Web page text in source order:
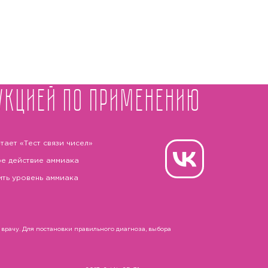
по применению
«Тест связи чисел»
действие аммиака
уровень аммиака
Для постановки правильного диагноза, выбора